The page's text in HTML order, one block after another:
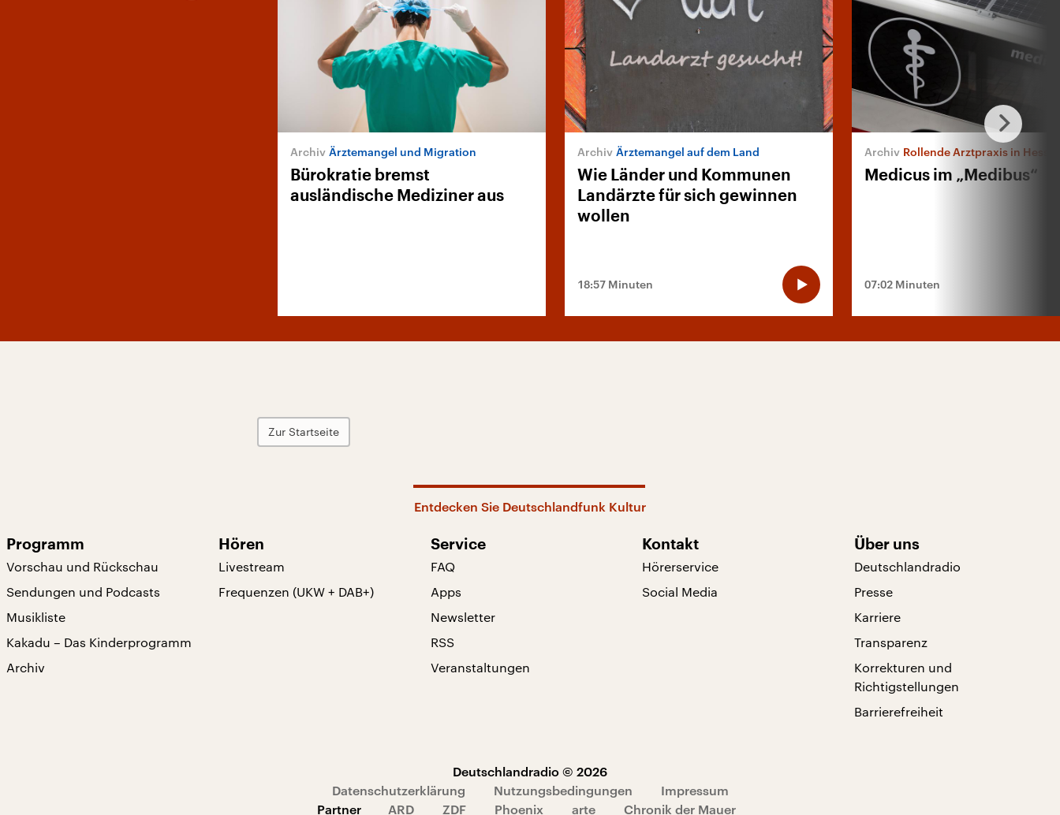
Ärztemangel und Migration
Bürokratie bremst
ausländische Mediziner aus
Ärztemangel auf dem Land
Wie Länder und Kommunen
Landärzte für sich gewinnen
wollen
18:57 Minuten
Rollende Arztpraxis in
Medicus im „Medibus“
07:02 Minuten
Zur Startseite
Entdecken Sie Deutschlandfunk Kultur
Programm
Vorschau und Rückschau
Sendungen und Podcasts
Musikliste
Kakadu – Das Kinderprogramm
Archiv
Hören
Livestream
Frequenzen (UKW + DAB+)
Service
FAQ
Apps
Newsletter
RSS
Veranstaltungen
Kontakt
Hörerservice
Social Media
Über uns
Deutschlandradio
Presse
Karriere
Transparenz
Korrekturen und
Richtigstellungen
Barrierefreiheit
Deutschlandradio © 2026
Datenschutzerklärung
Nutzungsbedingungen
Impressum
Partner
ARD ZDF Phoenix arte Chronik der Mauer